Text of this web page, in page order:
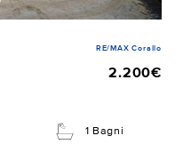
RE/MAX Corallo
2.200€
1 Bagni